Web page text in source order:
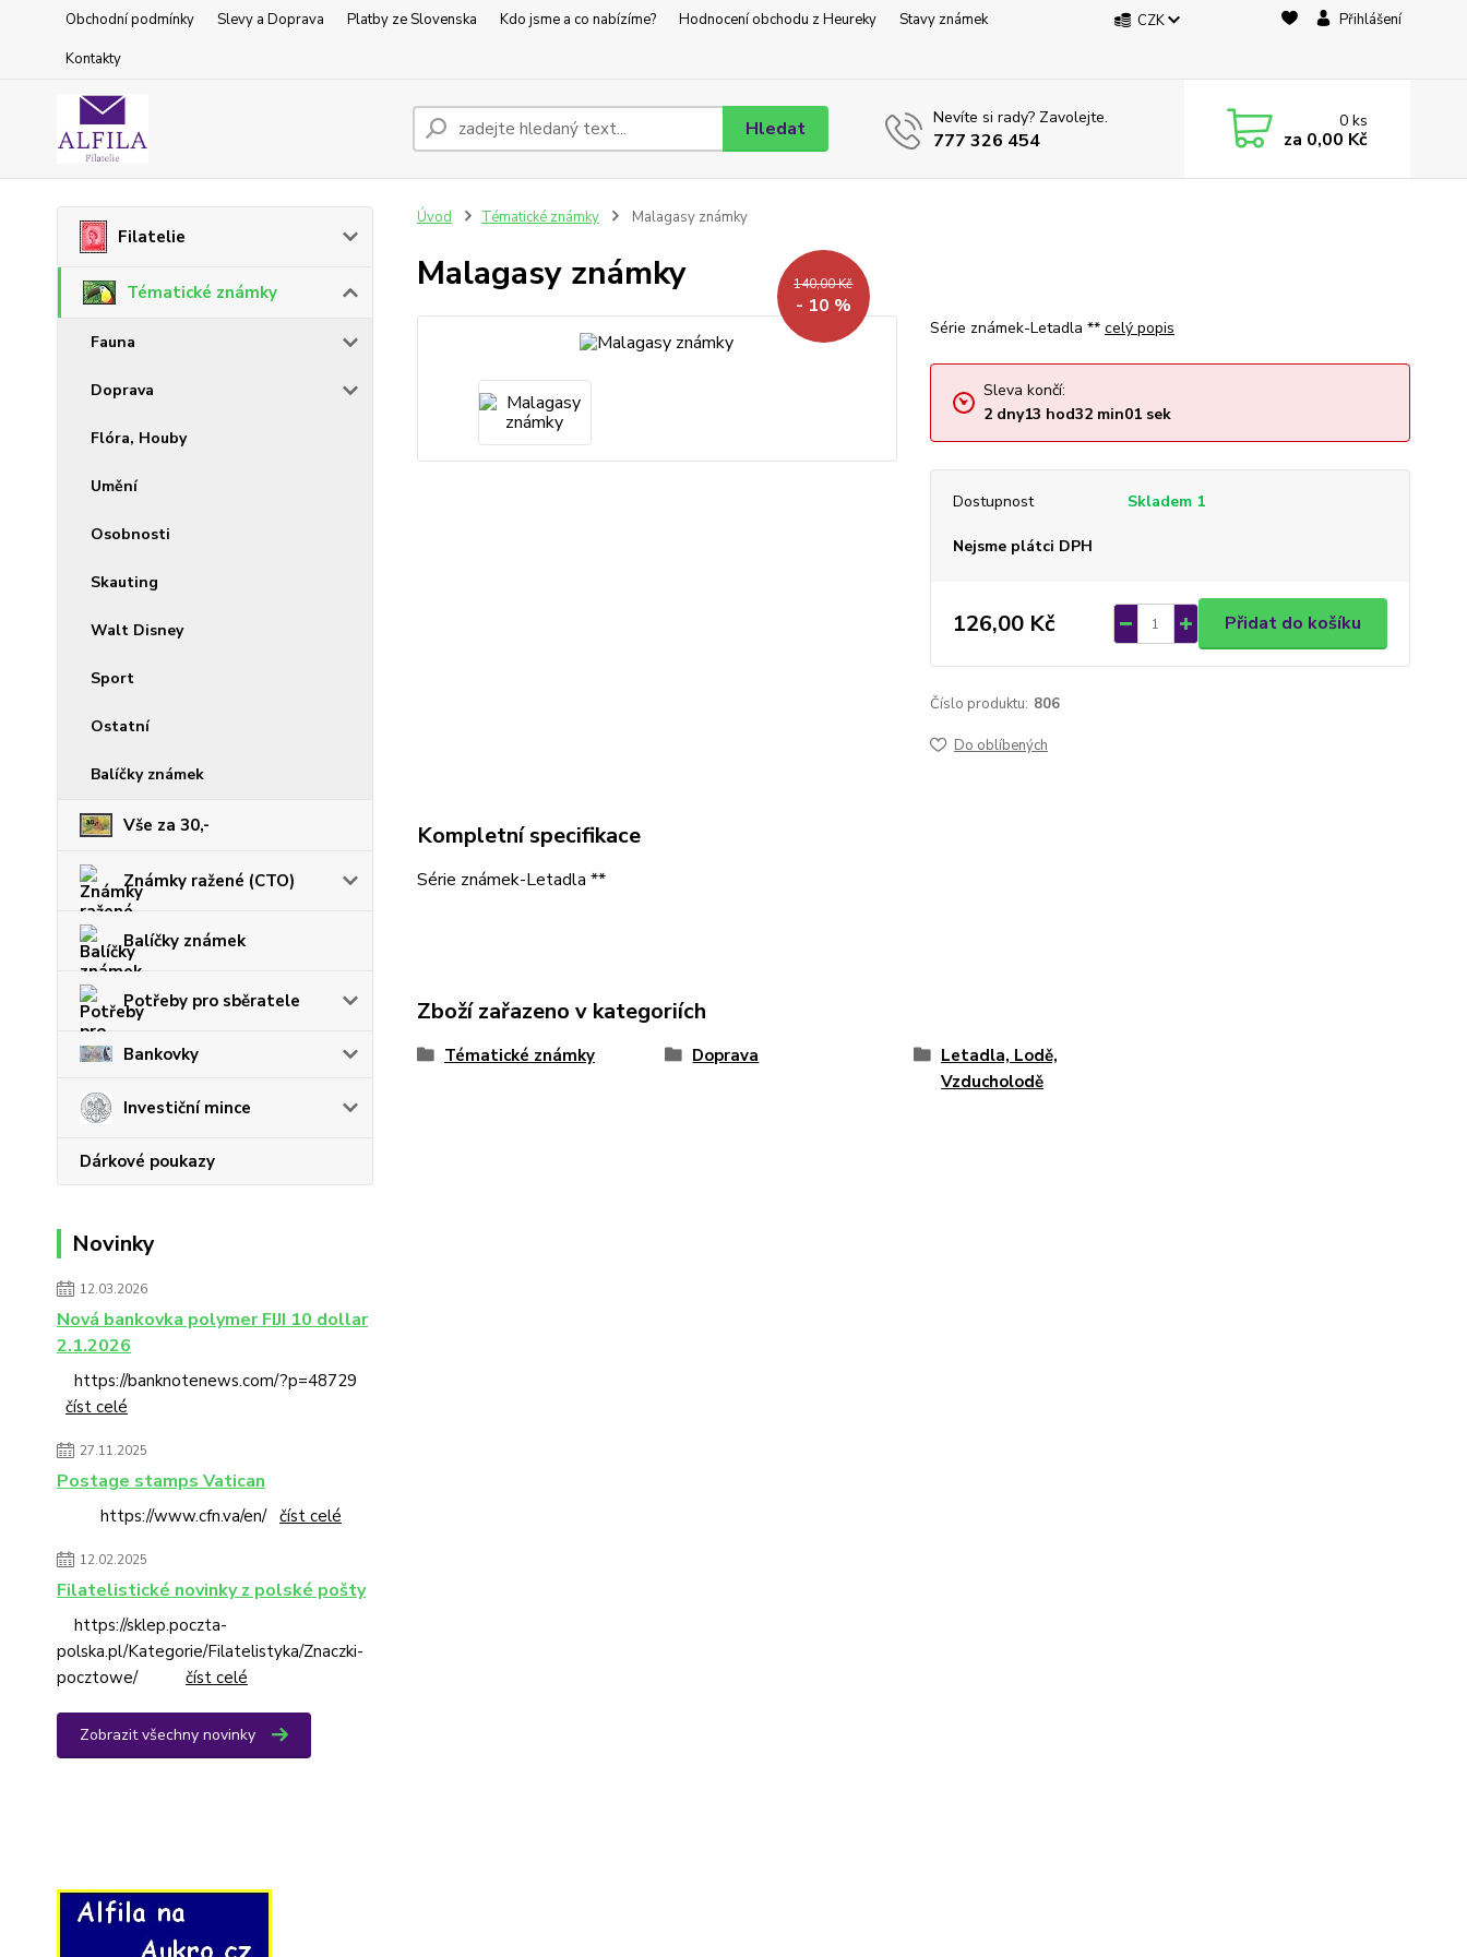
Obchodní podmínky Slevy a Doprava Platby ze Slovenska Kdo jsme a co nabízíme? Hodnocení obchodu z Heureky
Stavy známek
Kontakty
CZK Přihlášení
Hledat Nevíte si rady? Zavolejte.
777 326 454
0ks
za 0,00 Kč
Filatelie
Tématické známky
Fauna
Doprava
Flóra, Houby
Umění
Osobnosti
Skauting
Walt Disney
Sport
Ostatní
Balíčky známek
Vše za 30,-
Známky ražené (CTO)
Balíčky známek
Potřeby pro sběratele
Bankovky
Investiční mince
Dárkové poukazy
Novinky
12.03.2026
Nová bankovka polymer FIJI 10 dollar
2.1.2026
https://banknotenews.com/?p=48729
číst celé
27.11.2025
Postage stamps Vatican
https://www.cfn.va/en/ číst celé
12.02.2025
Filatelistické novinky z polské pošty
https://sklep.poczta-
polska.pl/Kategorie/Filatelistyka/Znaczki-
pocztowe/ číst celé
Zobrazit všechny novinky
Úvod Tématické známky Malagasy známky
Malagasy známky 140,00 Kč
- 10 %
Série známek-Letadla ** celý popis
Sleva končí:
2 dny13 hod32min00sek
Dostupnost Skladem 1
Nejsme plátci DPH
126,00 Kč Přidat do košíku
Číslo produktu: 806
Do oblíbených
Kompletní specifikace
Série známek-Letadla **
Zboží zařazeno v kategoriích
Tématické známky Doprava
Letadla, Lodě,
Vzducholodě